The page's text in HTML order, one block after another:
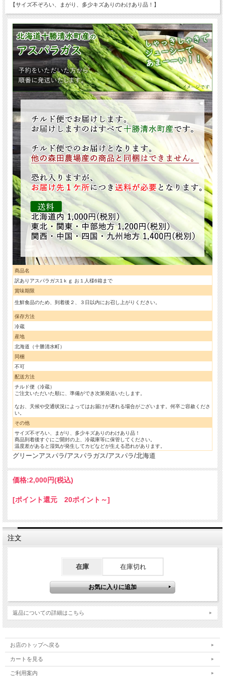
【サイズ不ぞろい、まがり、多少キズありのわけあり品！】
商品名
訳ありアスパラガス1ｋｇ お１人様6箱まで
賞味期限
生鮮食品のため、到着後２、３日以内にお召し上がりください。
保存方法
冷蔵
産地
北海道（十勝清水町）
同梱
不可
配送方法
チルド便（冷蔵）
ご注文いただいた順に、準備ができ次第発送いたします。
なお、天候や交通状況によってはお届けが遅れる場合がございます。何卒ご容赦くださ
い。
その他
サイズ不ぞろい、まがり、多少キズありのわけあり品！
商品到着後すぐにご開封の上、冷蔵庫等に保管してください。
温度差があると湿気が発生してカビなどが生える恐れがあります。
グリーンアスパラ/アスパラガス/アスパラ/北海道
価格:2,000円(税込)
[ポイント還元 20ポイント～]
注文
在庫 在庫切れ
返品についての詳細はこちら
お店のトップへ戻る
カートを見る
ご利用案内